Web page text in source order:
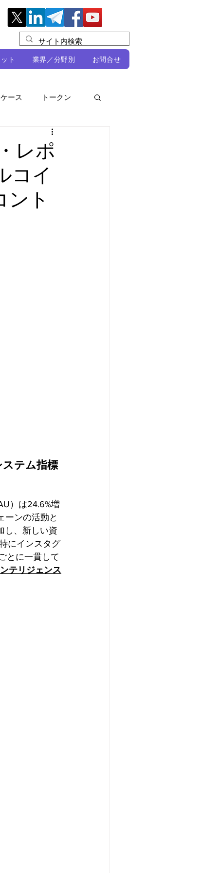
ト 業界／分野別 お問合せ
ース トークン
DeFi
レポ
コイ
ント
ステム指標
）は24.6%増
ーンの活動と
し、新しい資
にインスタグ
とに一貫して
テリジェンス